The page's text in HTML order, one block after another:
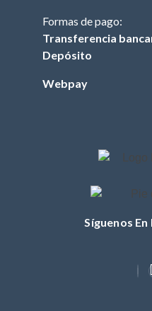
Formas de pago:
Transferencia
Depósito
Webpay
Síguenos